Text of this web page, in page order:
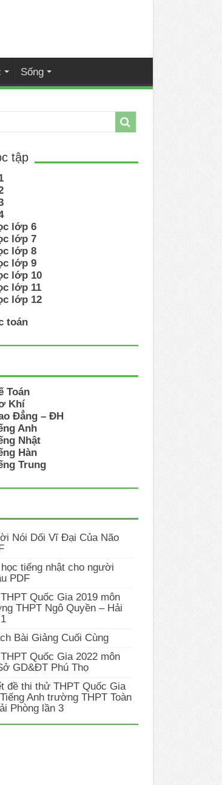
Sống
tập
lớp 6
lớp 7
lớp 8
lớp 9
lớp 10
lớp 11
lớp 12
toán
Toán
Khí
Đẳng – ĐH
Anh
Nhật
Hàn
Trung
Nói Dối Vĩ Đại Của Não
tiếng nhật cho người
PDF
Quốc Gia 2019 môn
THPT Ngô Quyền – Hải
Bài Giảng Cuối Cùng
Quốc Gia 2022 môn
GD&ĐT Phú Thọ
đề thi thử THPT Quốc Gia
Anh trường THPT Toàn
Phòng lần 3